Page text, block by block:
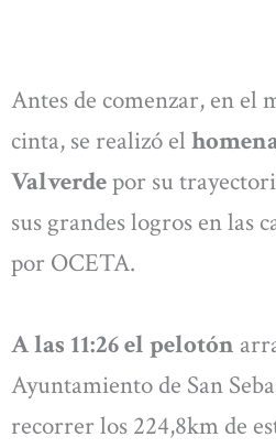
Antes de comenzar, en el
cinta, se realizó el
Valverdepor su
sus grandes logros en las
por OCETA.
A las 11:26 el pelotón
Ayuntamiento de San
recorrer los 224,8km de